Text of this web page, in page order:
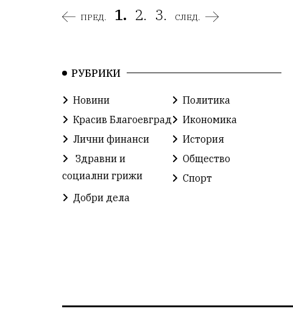
ПРЕД. 1. 2. 3. СЛЕД.
РУБРИКИ
Новини
Политика
Красив Благоевград
Икономика
Лични финанси
История
Здравни и
социални грижи
Общество
Спорт
Добри дела